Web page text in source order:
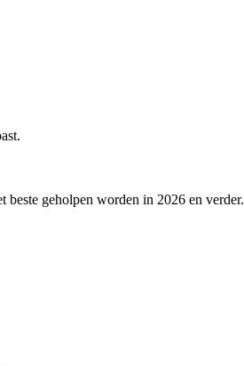
beste geholpen worden in 2026 en verder.